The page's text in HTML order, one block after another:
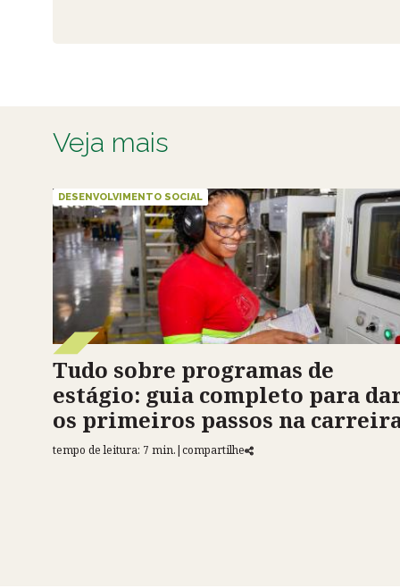
Veja mais
DESENVOLVIMENTO SOCIAL
Tudo sobre programas de
estágio: guia completo para
os primeiros passos na
tempo de leitura: 7 min.|compartilhe